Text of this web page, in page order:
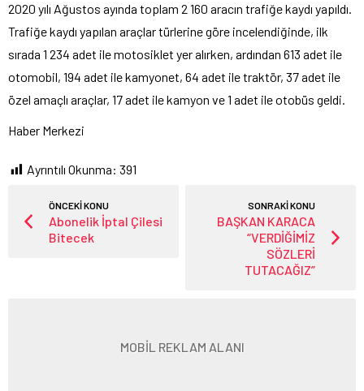
2020 yılı Ağustos ayında toplam 2 160 aracın trafiğe kaydı yapıldı.
Trafiğe kaydı yapılan araçlar türlerine göre incelendiğinde, ilk
sırada 1 234 adet ile motosiklet yer alırken, ardından 613 adet ile
otomobil, 194 adet ile kamyonet, 64 adet ile traktör, 37 adet ile
özel amaçlı araçlar, 17 adet ile kamyon ve 1 adet ile otobüs geldi.
Haber Merkezi
Ayrıntılı Okunma: 391
ÖNCEKİ KONU
Abonelik İptal Çilesi
Bitecek
SONRAKİ KONU
BAŞKAN KARACA
“VERDİĞİMİZ
SÖZLERİ
TUTACAĞIZ”
MOBİL REKLAM ALANI